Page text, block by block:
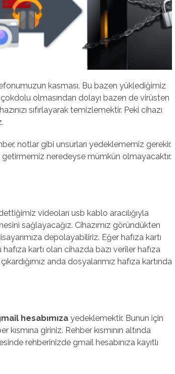
kasması. Bu bazen yüklediğimiz
olmasından dolayı bazen de virüsten
sıfırlayarak temizlemektir. Peki cihazı
notlar gibi unsurları yedeklememiz gerekir.
neredeyse mümkün olmayacaktır.
videoları usb kablo aracılığıyla
sağlayacağız. Cihazımız göründükten
depolayabiliriz. Eğer hafıza kartı
kartı olan cihazda bazı veriler hafıza
anda dosyalarımız hafıza kartında
hesabımıza yedeklemektir. Bunun için
giriniz. Rehber kısmının altında
rehberinizde gmail hesabınıza kayıtlı